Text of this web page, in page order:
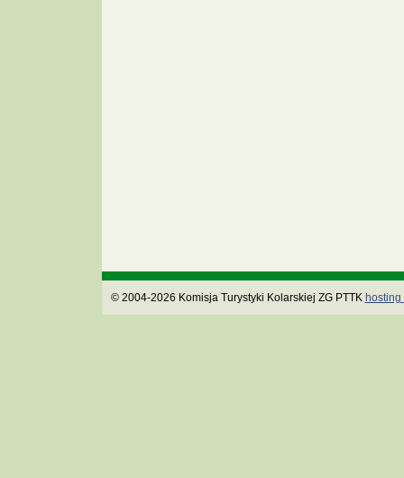
© 2004-2026 Komisja Turystyki Kolarskiej ZG PTTK hosting